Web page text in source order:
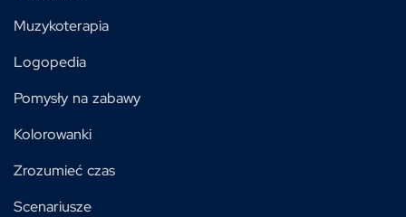
Muzykoterapia
Logopedia
Pomysły na zabawy
Kolorowanki
Zrozumieć czas
Scenariusze